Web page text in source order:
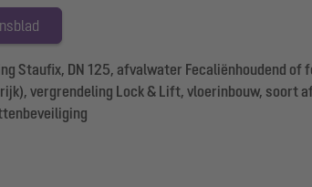
Staufix, DN 125, afvalwater Fecaliënhoudend of
vergrendeling Lock & Lift, vloerinbouw, soort